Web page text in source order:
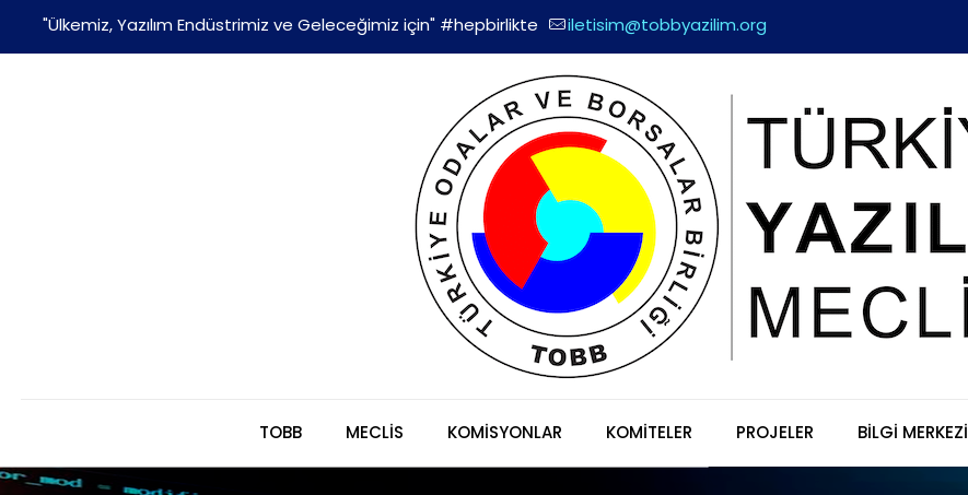
"Ülkemiz, Yazılım Endüstrimiz ve Geleceğimiz için" #hepbirlikte iletisim@tobbyazilim.org
TOBB MECLİS KOMİSYONLAR KOMİTELER PROJELER BİLGİ MERKEZİ